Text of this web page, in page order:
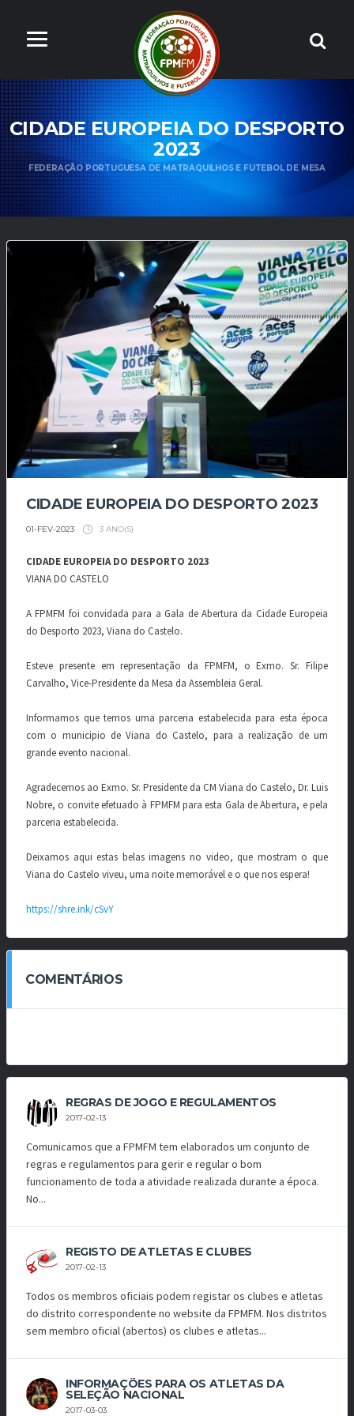
CIDADE EUROPEIA DO DESPORTO
2023
FEDERAÇÃO PORTUGUESA DE MATRAQUILHOS E FUTEBOL DE MESA
CIDADE EUROPEIA DO DESPORTO 2023
01-FEV-2023 3 ANO(S)
CIDADE EUROPEIA DO DESPORTO 2023
VIANA DO CASTELO
A FPMFM foi convidada para a Gala de Abertura da Cidade Europeia
do Desporto 2023, Viana do Castelo.
Esteve presente em representação da FPMFM, o Exmo. Sr. Filipe
Carvalho, Vice-Presidente da Mesa da Assembleia Geral.
Informamos que temos uma parceria estabelecida para esta época
com o municipio de Viana do Castelo, para a realização de um
grande evento nacional.
Agradecemos ao Exmo. Sr. Presidente da CM Viana do Castelo, Dr. Luis
Nobre, o convite efetuado à FPMFM para esta Gala de Abertura, e pela
parceria estabelecida.
Deixamos aqui estas belas imagens no video, que mostram o que
Viana do Castelo viveu, uma noite memorável e o que nos espera!
https://shre.ink/cSvY
COMENTÁRIOS
REGRAS DE JOGO E REGULAMENTOS
2017-02-13
Comunicamos que a FPMFM tem elaborados um conjunto de
regras e regulamentos para gerir e regular o bom
funcionamento de toda a atividade realizada durante a época.
No...
REGISTO DE ATLETAS E CLUBES
2017-02-13
Todos os membros oficiais podem registar os clubes e atletas
do distrito correspondente no website da FPMFM. Nos distritos
sem membro oficial (abertos) os clubes e atletas...
INFORMAÇÕES PARA OS ATLETAS DA
SELEÇÃO NACIONAL
2017-03-03